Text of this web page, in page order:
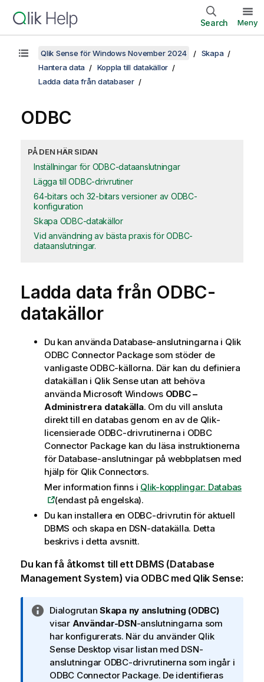
Search Meny
Qlik Sense för Windows November 2024
Skapa
Hantera data
Koppla till datakällor
Ladda data från databaser
ODBC
PÅ DEN HÄR SIDAN
Inställningar för ODBC-dataanslutningar
Lägga till ODBC-drivrutiner
64-bitars och 32-bitars versioner av ODBC-
konfiguration
Skapa ODBC-datakällor
Vid användning av bästa praxis för ODBC-
dataanslutningar.
Ladda data från ODBC-
datakällor
Du kan använda Database-anslutningarna i Qlik
ODBC Connector Packagesom stöder de
vanligaste ODBC-källorna. Där kan du definiera
datakällan i Qlik Senseutan att behöva
använda Microsoft Windows ODBC –
Administrera datakälla. Om du vill ansluta
direkt till en databas genom en av de Qlik-
licensierade ODBC-drivrutinerna i ODBC
Connector Packagekan du läsa instruktionerna
för Database-anslutningar på webbplatsen med
hjälp för Qlik Connectors.
Mer information finns i Qlik-kopplingar: Databas
(endast på engelska).
Du kan installera en ODBC-drivrutin för aktuell
DBMS och skapa en DSN-datakälla. Detta
beskrivs i detta avsnitt.
Du kan få åtkomst till ett DBMS (Database
Management System) via ODBCmed Qlik Sense:
A
n
t
e
c
k
Dialogrutan Skapa ny anslutning (ODBC)
visar Användar-DSN-anslutningarna som
har konfigurerats. När du använder Qlik
Sense Desktopvisar listan med DSN-
anslutningar ODBC-drivrutinerna som ingår i
ODBC Connector Package. De identifieras